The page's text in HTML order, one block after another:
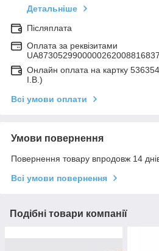
Детальніше
Післяплата
Оплата за реквізитами
Онлайн оплата на картку
І.В.)
Всі умови оплати
Умови повернення
Повернення товару впродовж 14
Всі умови повернення
Подібні товари компанії